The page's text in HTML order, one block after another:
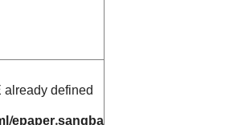
already defined
epaper.sangbad.net.bd/